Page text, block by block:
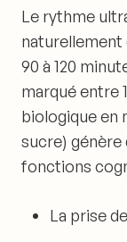
Le rythme
naturellement
90 à 120
marqué entre
biologique en
sucre) génère
fonctions
La prise